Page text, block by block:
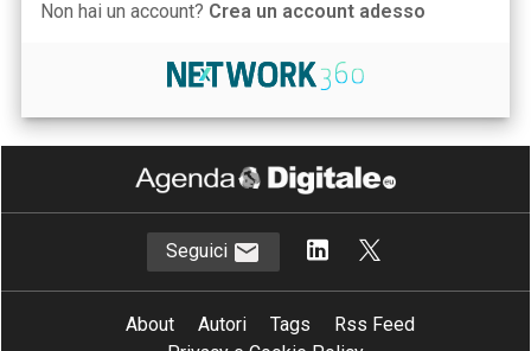
Non hai un account? Crea un account adesso
Seguici
About Autori Tags
Rss Feed